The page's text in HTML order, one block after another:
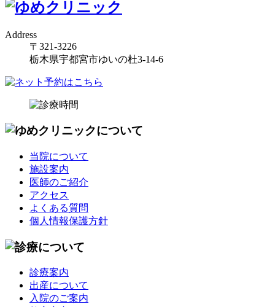
Address
〒321-3226
栃木県宇都宮市ゆいの杜3-14-6
当院について
施設案内
医師のご紹介
アクセス
よくある質問
個人情報保護方針
診療案内
出産について
入院のご案内